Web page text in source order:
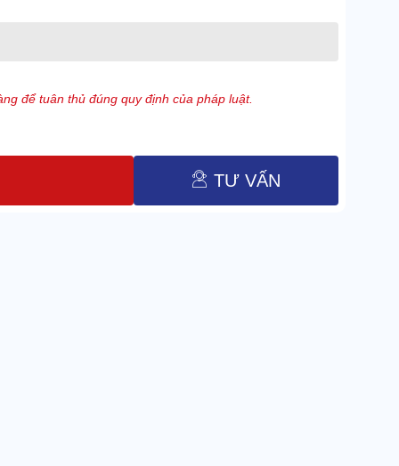
để tuân thủ đúng quy định của pháp luật.
TƯ VẤN